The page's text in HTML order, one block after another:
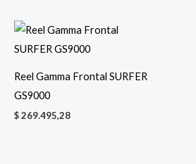
Reel Gamma Frontal SURFER
GS9000
$269.495,28